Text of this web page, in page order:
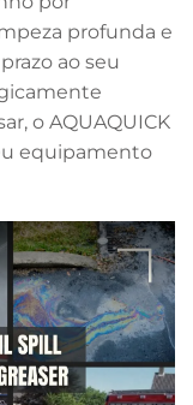
profunda e
ao seu
o AQUAQUICK
equipamento